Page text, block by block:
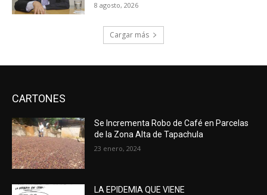
8 agosto, 2026
Cargar más
CARTONES
Se Incrementa Robo de Café en Parcelas
de la Zona Alta de Tapachula
23 enero, 2024
LA EPIDEMIA QUE VIENE